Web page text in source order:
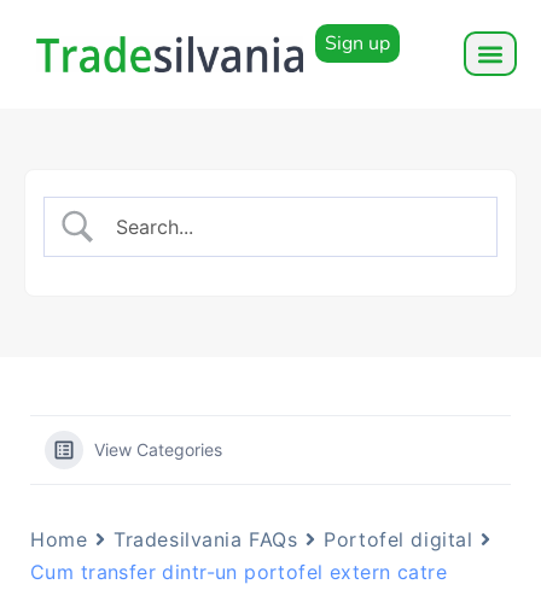
Sign up
View Categories
Home Tradesilvania FAQs
Portofel digital
Cum transfer dintr-un portofel extern catre